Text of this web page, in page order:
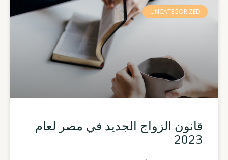
UNCATEGORIZED
قانون الزواج الجديد في مصر لعام
2023